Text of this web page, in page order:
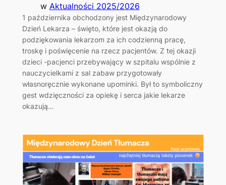
w Aktualności 2025/2026
1 października obchodzony jest Międzynarodowy
Dzień Lekarza – święto, które jest okazją do
podziękowania lekarzom za ich codzienną pracę,
troskę i poświęcenie na rzecz pacjentów. Z tej okazji
dzieci -pacjenci przebywający w szpitalu wspólnie z
nauczycielkami z sal zabaw przygotowały
własnoręcznie wykonane upominki. Był to symboliczny
gest wdzięczności za opiekę i serca jakie lekarze
okazują…